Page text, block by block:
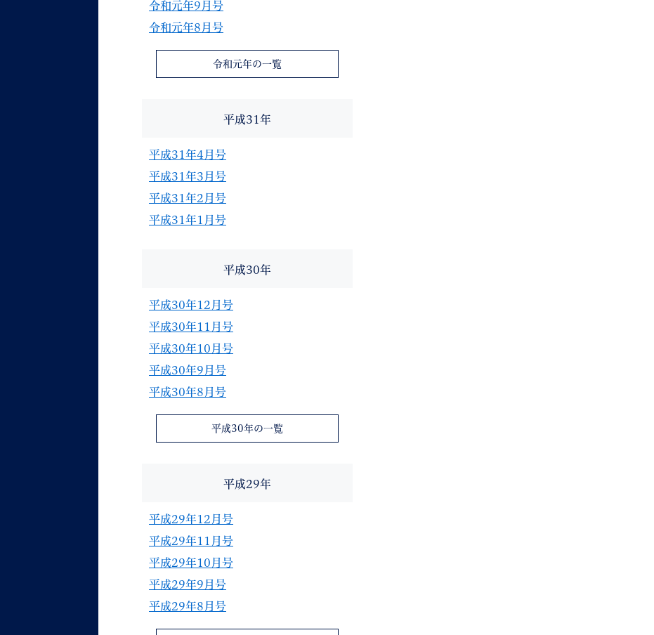
令和元年9月号
令和元年8月号
令和元年の一覧
平成31年
平成31年4月号
平成31年3月号
平成31年2月号
平成31年1月号
平成30年
平成30年12月号
平成30年11月号
平成30年10月号
平成30年9月号
平成30年8月号
平成30年の一覧
平成29年
平成29年12月号
平成29年11月号
平成29年10月号
平成29年9月号
平成29年8月号